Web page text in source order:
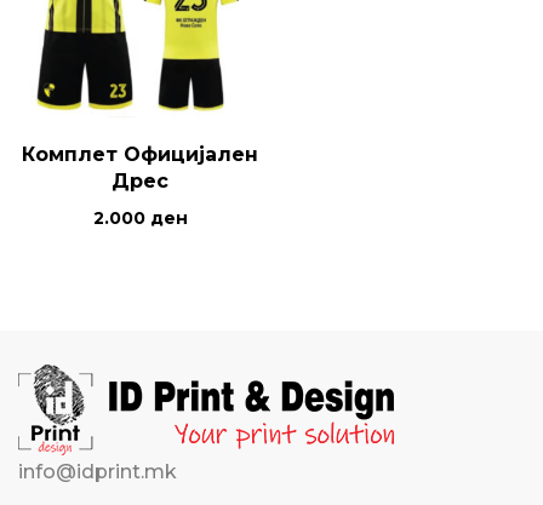
Комплет Официјален
Дрес
2.000 ден
info@idprint.mk